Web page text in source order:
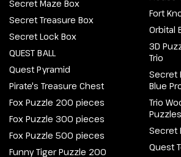
Secret Maze Box
Secret Treasure Box
Secret Lock Box
QUEST BALL
Quest Pyramid
Pirate's Treasure Chest
Fox Puzzle 200 pieces
Fox Puzzle 300 pieces
Fox Puzzle 500 pieces
Funny Tiger Puzzle 200
Fort
Orbital
3D
Trio
Secret
Blue
Trio
Puzzles
Secret
Quest